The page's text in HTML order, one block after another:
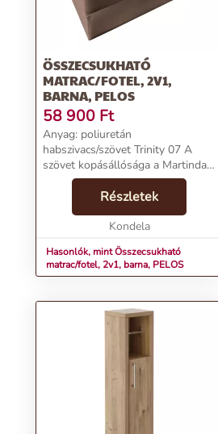
ÖSSZECSUKHATÓ
MATRAC/FOTEL, 2V1,
BARNA, PELOS
58 900 Ft
Anyag: poliuretán
habszivacs/szövet Trinity 07 A
szövet kopásállósága a Martindale
teszt szerint: 55 000 ciklus Szín:
barna Méretek (SzxMéxMa):
70x82x53 cm Szétnyitható
Alvófelület (SzxHo): 70x200 cm ...
Részletek
Kondela
Hasonlók, mint Összecsukható
matrac/fotel, 2v1, barna, PELOS